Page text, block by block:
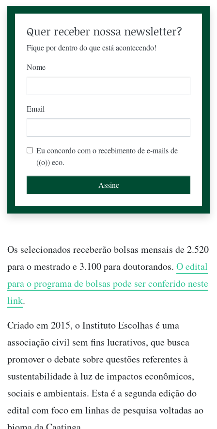
Quer receber nossa newsletter?
Fique por dentro do que está acontecendo!
Nome
Email
Eu concordo com o recebimento de e-mails de
((o)) eco.
Os selecionados receberão bolsas mensais de 2.520
para o mestrado e 3.100 para doutorandos. O edital
para o programa de bolsas pode ser conferido neste
link.
Criado em 2015, o Instituto Escolhas é uma
associação civil sem fins lucrativos, que busca
promover o debate sobre questões referentes à
sustentabilidade à luz de impactos econômicos,
sociais e ambientais. Esta é a segunda edição do
edital com foco em linhas de pesquisa voltadas ao